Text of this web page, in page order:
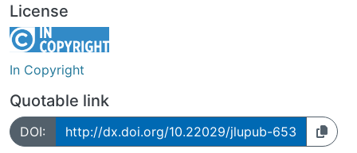
License
In Copyright
Quotable link
DOI: http://dx.doi.org/10.22029/jlupub-653